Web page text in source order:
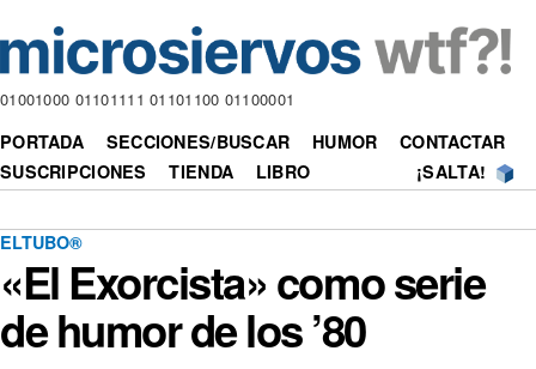
01001000 01101111 01101100 01100001
PORTADA SECCIONES/BUSCAR HUMOR
CONTACTAR
SUSCRIPCIONES
TIENDA LIBRO ¡SALTA!
ELTUBO®
«El Exorcista» como serie
de humor de los ’80